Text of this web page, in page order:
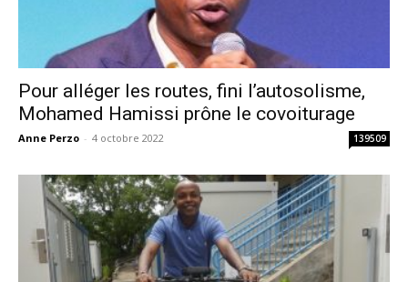
Pour alléger les routes, fini l’autosolisme,
Mohamed Hamissi prône le covoiturage
Anne Perzo - 4 octobre 2022 139509